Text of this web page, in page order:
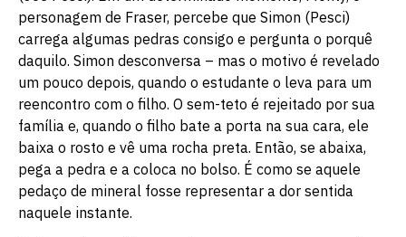
personagem de Fraser, percebe que Simon (Pesci)
carrega algumas pedras consigo e pergunta o porquê
daquilo. Simon desconversa – mas o motivo é revelado
um pouco depois, quando o estudante o leva para um
reencontro com o filho. O sem-teto é rejeitado por sua
família e, quando o filho bate a porta na sua cara, ele
baixa o rosto e vê uma rocha preta. Então, se abaixa,
pega a pedra e a coloca no bolso. É como se aquele
pedaço de mineral fosse representar a dor sentida
naquele instante.